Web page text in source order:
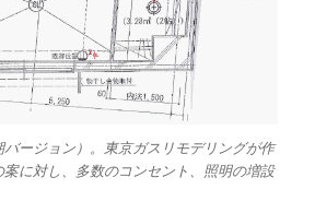
バージョン）。東京ガスリモデリングが作
に対し、多数のコンセント、照明の増設